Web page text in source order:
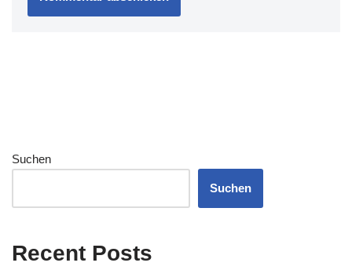
Suchen
Suchen
Recent Posts